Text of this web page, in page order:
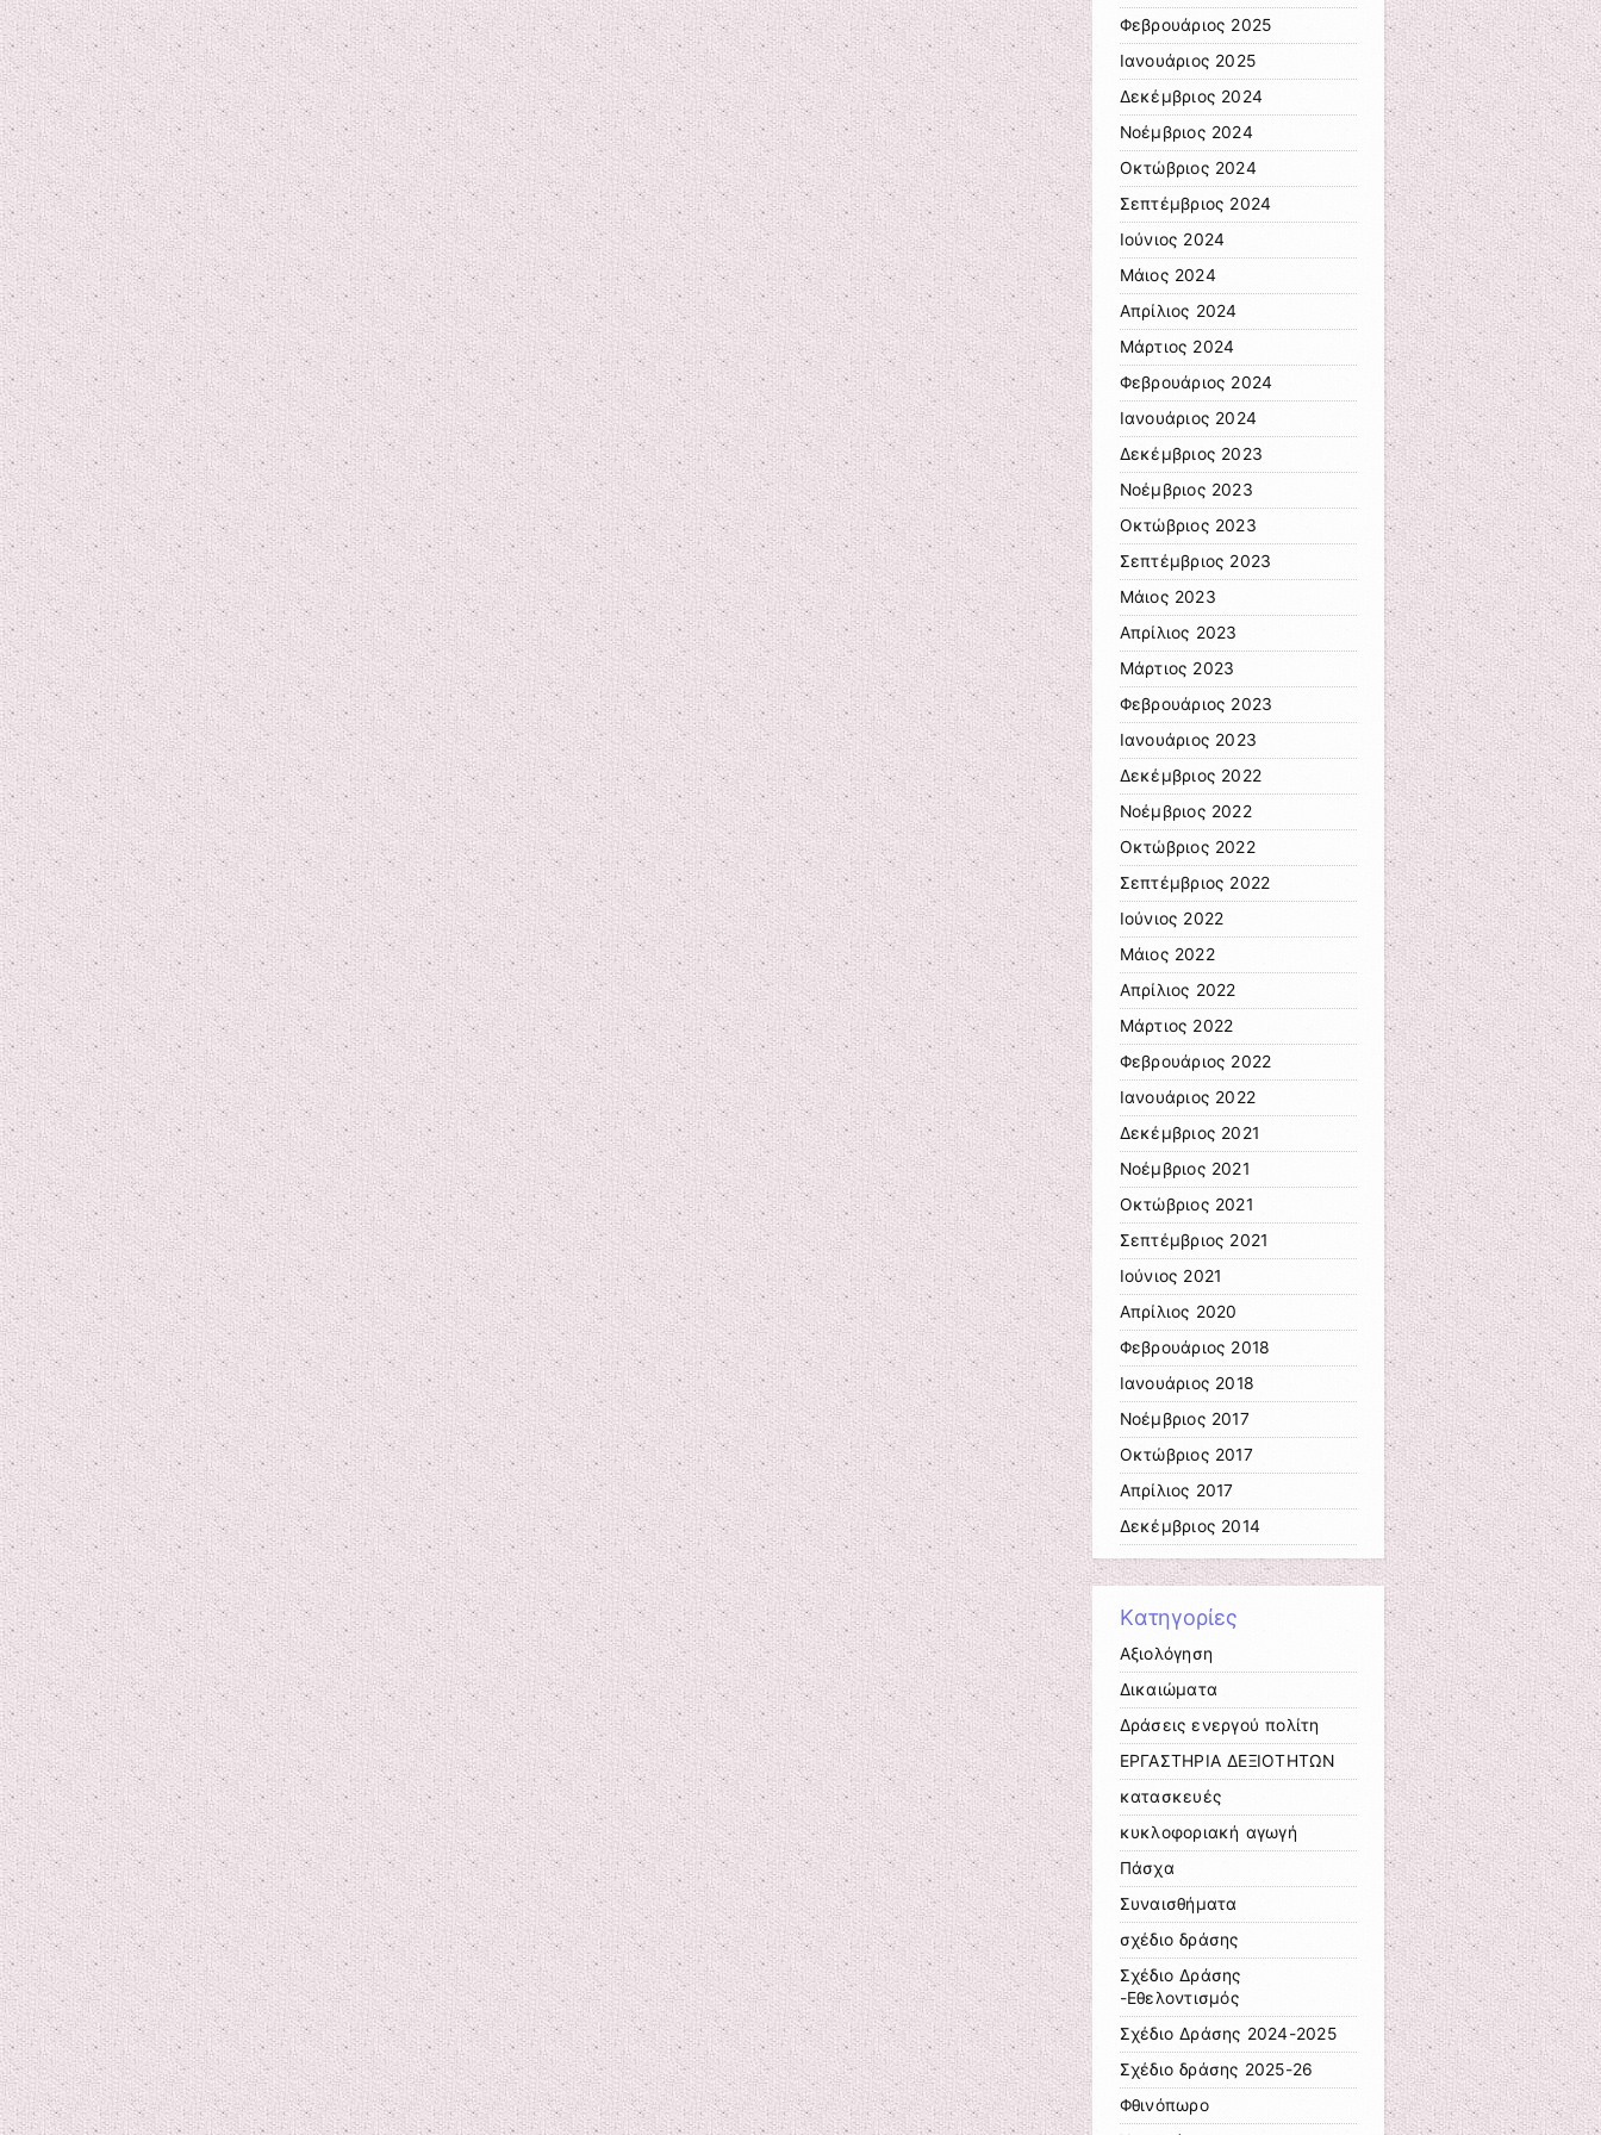
Φεβρουάριος 2025
Ιανουάριος 2025
Δεκέμβριος 2024
Νοέμβριος 2024
Οκτώβριος 2024
Σεπτέμβριος 2024
Ιούνιος 2024
Μάιος 2024
Απρίλιος 2024
Μάρτιος 2024
Φεβρουάριος 2024
Ιανουάριος 2024
Δεκέμβριος 2023
Νοέμβριος 2023
Οκτώβριος 2023
Σεπτέμβριος 2023
Μάιος 2023
Απρίλιος 2023
Μάρτιος 2023
Φεβρουάριος 2023
Ιανουάριος 2023
Δεκέμβριος 2022
Νοέμβριος 2022
Οκτώβριος 2022
Σεπτέμβριος 2022
Ιούνιος 2022
Μάιος 2022
Απρίλιος 2022
Μάρτιος 2022
Φεβρουάριος 2022
Ιανουάριος 2022
Δεκέμβριος 2021
Νοέμβριος 2021
Οκτώβριος 2021
Σεπτέμβριος 2021
Ιούνιος 2021
Απρίλιος 2020
Φεβρουάριος 2018
Ιανουάριος 2018
Νοέμβριος 2017
Οκτώβριος 2017
Απρίλιος 2017
Δεκέμβριος 2014
Kατηγορίες
Αξιολόγηση
Δικαιώματα
Δράσεις ενεργού πολίτη
ΕΡΓΑΣΤΗΡΙΑ ΔΕΞΙΟΤΗΤΩΝ
κατασκευές
κυκλοφοριακή αγωγή
Πάσχα
Συναισθήματα
σχέδιο δράσης
Σχέδιο Δράσης
-Εθελοντισμός
Σχέδιο Δράσης 2024-2025
Σχέδιο δράσης 2025-26
Φθινόπωρο